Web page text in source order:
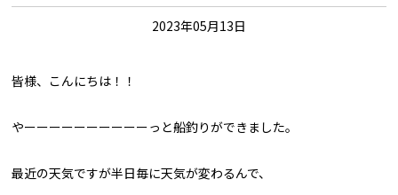
2023年05月13日
皆様、こんにちは！！
やーーーーーーーーーーっと船釣りができました。
最近の天気ですが半日毎に天気が変わるんで、